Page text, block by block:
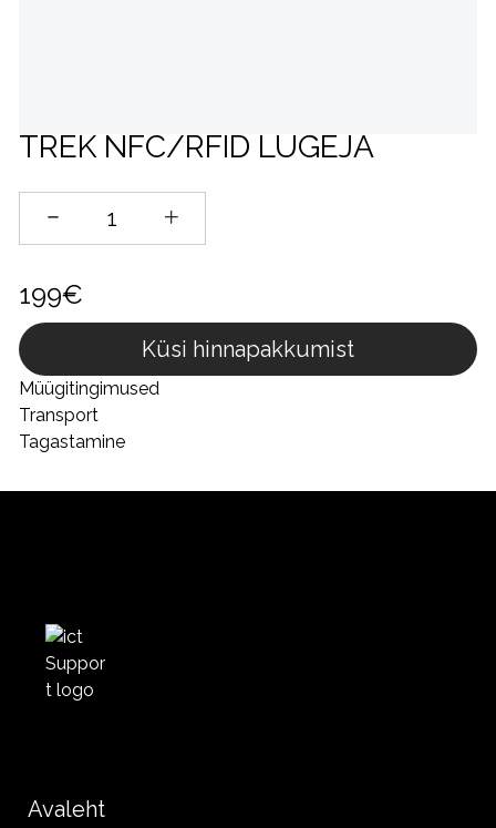
TREK NFC/RFID LUGEJA
199€
Küsi hinnapakkumist
Müügitingimused
Transport
Tagastamine
Avaleht